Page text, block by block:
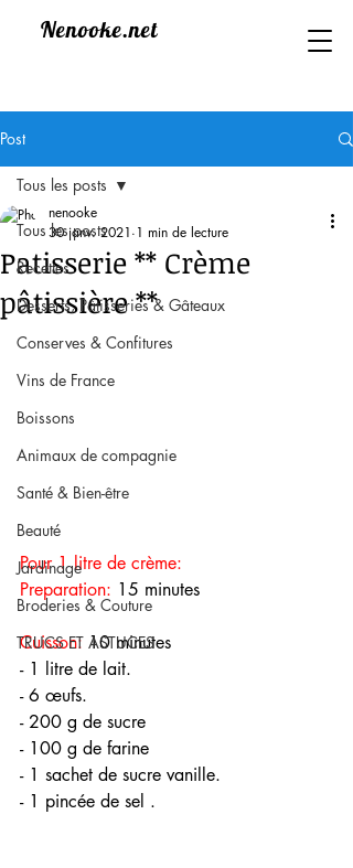
Nenooke.net
Post
Tous les posts
Recettes
Desserts, Pâtisseries & Gâteaux
Conserves & Confitures
Vins de France
Boissons
Animaux de compagnie
Santé & Bien-être
Beauté
Jardinage
Broderies & Couture
TRUCS ET ASTUCES
Tous les posts
Patisserie ** Crème
pâtissière **
nenooke
30 janv. 2021 1 min de lecture
Pour 1 litre de crème:
Preparation: 15 minutes
Cuisson: 10 minutes
- 1 litre de lait.
- 6 œufs.
- 200 g de sucre
- 100 g de farine
- 1 sachet de sucre vanille.
- 1 pincée de sel .